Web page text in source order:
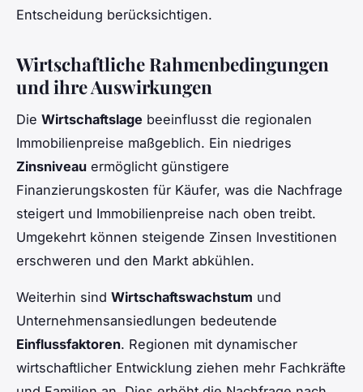
Entscheidung berücksichtigen.
Wirtschaftliche Rahmenbedingungen
und ihre Auswirkungen
Die Wirtschaftslage beeinflusst die regionalen
Immobilienpreise maßgeblich. Ein niedriges
Zinsniveau ermöglicht günstigere
Finanzierungskosten für Käufer, was die Nachfrage
steigert und Immobilienpreise nach oben treibt.
Umgekehrt können steigende Zinsen Investitionen
erschweren und den Markt abkühlen.
Weiterhin sind Wirtschaftswachstum und
Unternehmensansiedlungen bedeutende
Einflussfaktoren. Regionen mit dynamischer
wirtschaftlicher Entwicklung ziehen mehr Fachkräfte